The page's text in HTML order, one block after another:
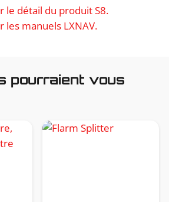
le détail du produit S8.
les manuels LXNAV.
pourraient vous